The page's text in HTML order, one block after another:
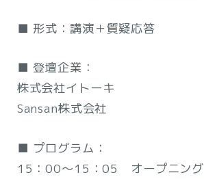
■ 形式：講演＋質疑応答
■ 登壇企業：
株式会社イトーキ
Sansan株式会社
■ プログラム：
15：00～15：05 オープニング